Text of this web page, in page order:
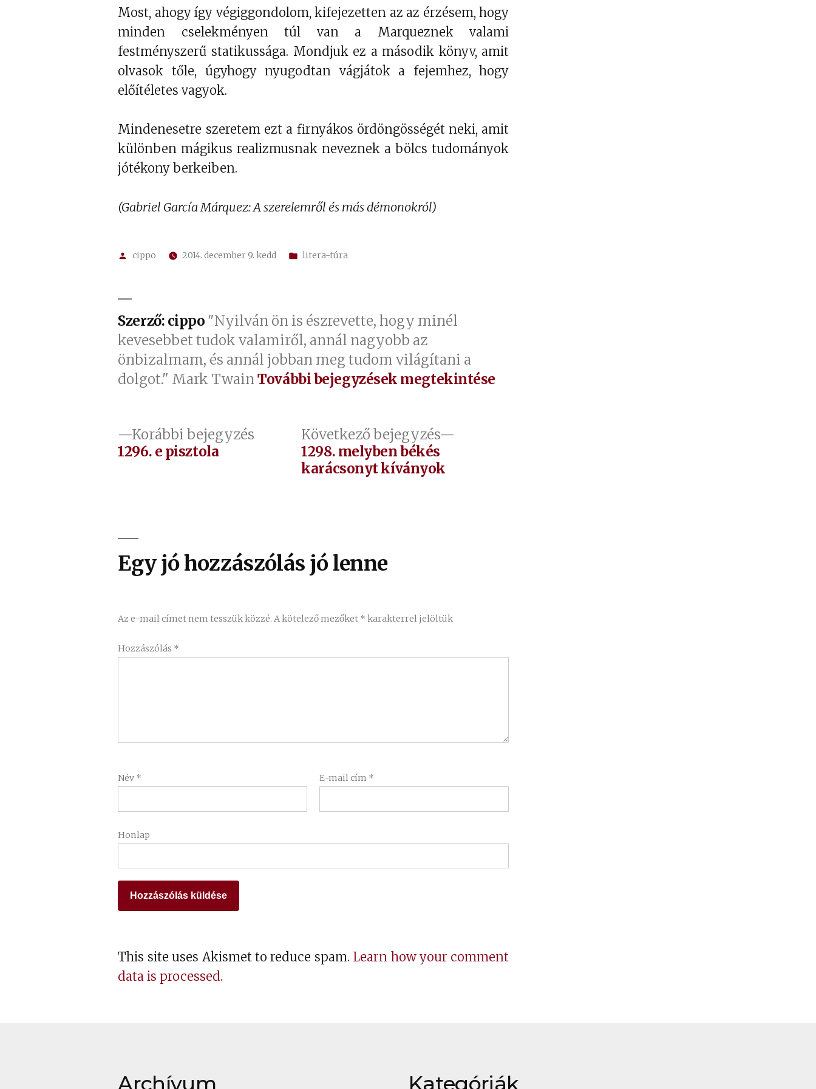
démonokról
Most, ahogy így végiggondolom, kifejezetten az az érzésem, hogy
minden cselekményen túl van a Marqueznek valami
festményszerű statikussága. Mondjuk ez a második könyv, amit
olvasok tőle, úgyhogy nyugodtan vágjátok a fejemhez, hogy
előítéletes vagyok.
Mindenesetre szeretem ezt a firnyákos ördöngösségét neki, amit
különben mágikus realizmusnak neveznek a bölcs tudományok
jótékony berkeiben.
(Gabriel García Márquez: A szerelemről és más démonokról)
Szerző:
cippo 2014. december 9. kedd Kategória:
litera-túra
Szerző: cippo "Nyilván ön is észrevette, hogy minél
kevesebbet tudok valamiről, annál nagyobb az
önbizalmam, és annál jobban meg tudom világítani a
dolgot." Mark TwainTovábbi bejegyzések megtekintése
Bejegyzés Korábbi bejegyzés
bejegyzés:
1296. e pisztola
Következő bejegyzés
1298. melyben békés
karácsonyt kíványok
Egy jó hozzászólás jó lenne
Az e-mail címet nem tesszük közzé. A kötelező mezőket * karakterrel jelöltük
Hozzászólás *
Név * E-mail cím *
Honlap
This site uses Akismet to reduce spam. Learn how your comment
data is processed.
Archívum Kategóriák